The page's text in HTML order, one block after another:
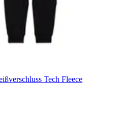
Tech Fleece